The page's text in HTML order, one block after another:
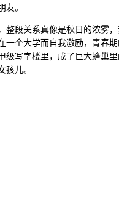
。
整段关系真像是秋日的浓雾
一个大学而自我激励，青春
级写字楼里，成了巨大蜂巢
儿。